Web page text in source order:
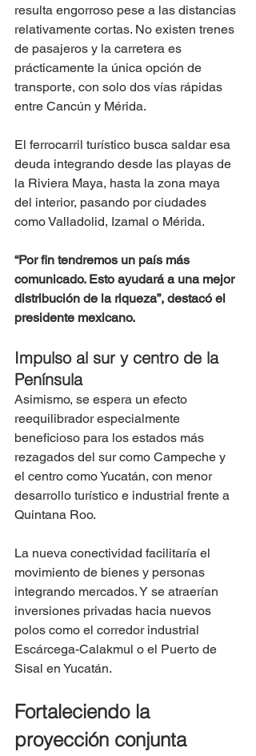
resulta engorroso pese a las distancias
relativamente cortas. No existen trenes
de pasajeros y la carretera es
prácticamente la única opción de
transporte, con solo dos vías rápidas
entre Cancún y Mérida.
El ferrocarril turístico busca saldar esa
deuda integrando desde las playas de
la Riviera Maya, hasta la zona maya
del interior, pasando por ciudades
como Valladolid, Izamal o Mérida.
“Por fin tendremos un país más
comunicado. Esto ayudará a una mejor
distribución de la riqueza”, destacó el
presidente mexicano.
Impulso al sur y centro de la
Península
Asimismo, se espera un efecto
reequilibrador especialmente
beneficioso para los estados más
rezagados del sur como Campeche y
el centro como Yucatán, con menor
desarrollo turístico e industrial frente a
Quintana Roo.
La nueva conectividad facilitaría el
movimiento de bienes y personas
integrando mercados. Y se atraerían
inversiones privadas hacia nuevos
polos como el corredor industrial
Escárcega-Calakmul o el Puerto de
Sisal en Yucatán.
Fortaleciendo la
proyección conjunta